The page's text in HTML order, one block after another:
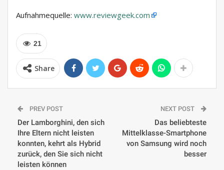
Aufnahmequelle: www.reviewgeek.com
21
Share
PREV POST
Der Lamborghini, den sich
Ihre Eltern nicht leisten
konnten, kehrt als Hybrid
zurück, den Sie sich nicht
leisten können
NEXT POST
Das beliebteste
Mittelklasse-Smartphone
von Samsung wird noch
besser